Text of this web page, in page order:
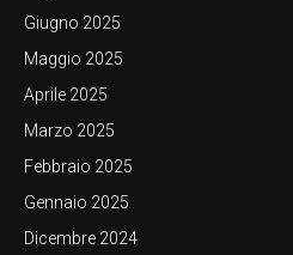
Giugno 2025
Maggio 2025
Aprile 2025
Marzo 2025
Febbraio 2025
Gennaio 2025
Dicembre 2024